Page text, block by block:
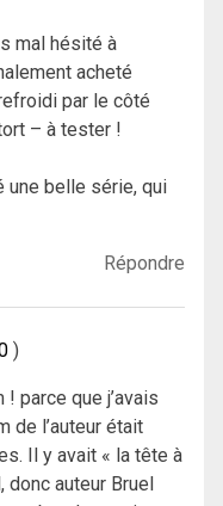
mal hésité à
acheté
par le côté
– à tester !
une belle série, qui
Répondre
parce que j’avais
de l’auteur était
Il y avait « la tête à
donc auteur Bruel